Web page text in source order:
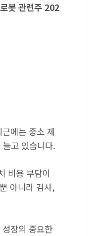
봇 관련주 202
에는 중소 제
고 있습니다.
비용 부담이
아니라 검사,
장의 중요한